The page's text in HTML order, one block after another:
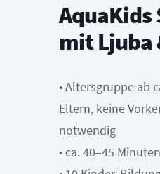
AquaKids
mit Ljuba
• Altersgruppe ab
Eltern, keine
notwendig
• ca. 40–45